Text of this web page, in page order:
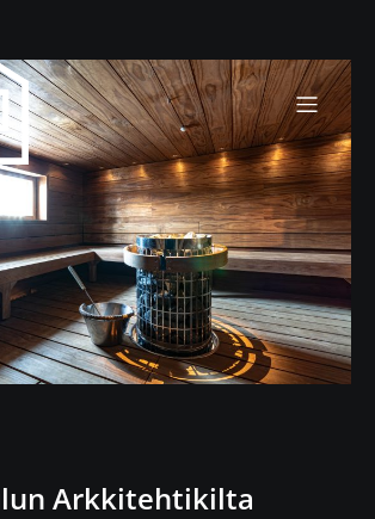
Arkkitehtikilta